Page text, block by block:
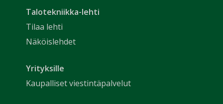
Talotekniikka-lehti
Tilaa lehti
Näköislehdet
Yrityksille
Kaupalliset viestintäpalvelut